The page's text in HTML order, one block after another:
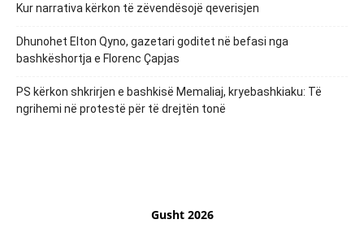
Kur narrativa kërkon të zëvendësojë qeverisjen
Dhunohet Elton Qyno, gazetari goditet në befasi nga
bashkëshortja e Florenc Çapjas
PS kërkon shkrirjen e bashkisë Memaliaj, kryebashkiaku: Të
ngrihemi në protestë për të drejtën tonë
Gusht 2026